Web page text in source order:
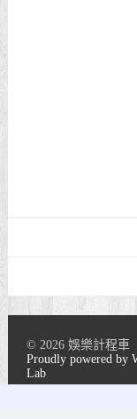
© 2026 娛樂計程車
Proudly powered by
Lab